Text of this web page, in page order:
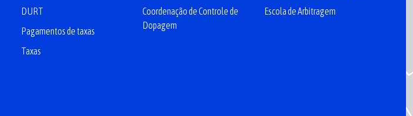
DURT
Pagamentos de taxas
Taxas
Coordenação de Controle de
Dopagem
Escola de Arbitragem